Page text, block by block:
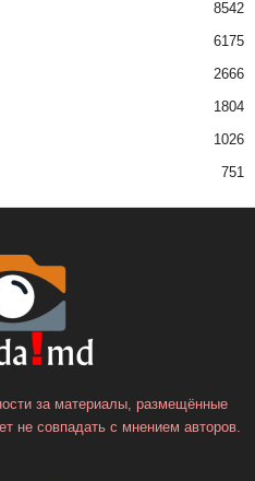
8542
6175
2666
1804
1026
751
за материалы, размещённые
не совпадать с мнением авторов.